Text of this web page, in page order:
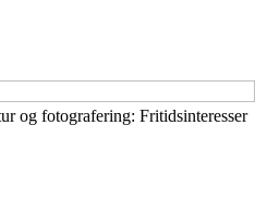
og fotografering: Fritidsinteresser